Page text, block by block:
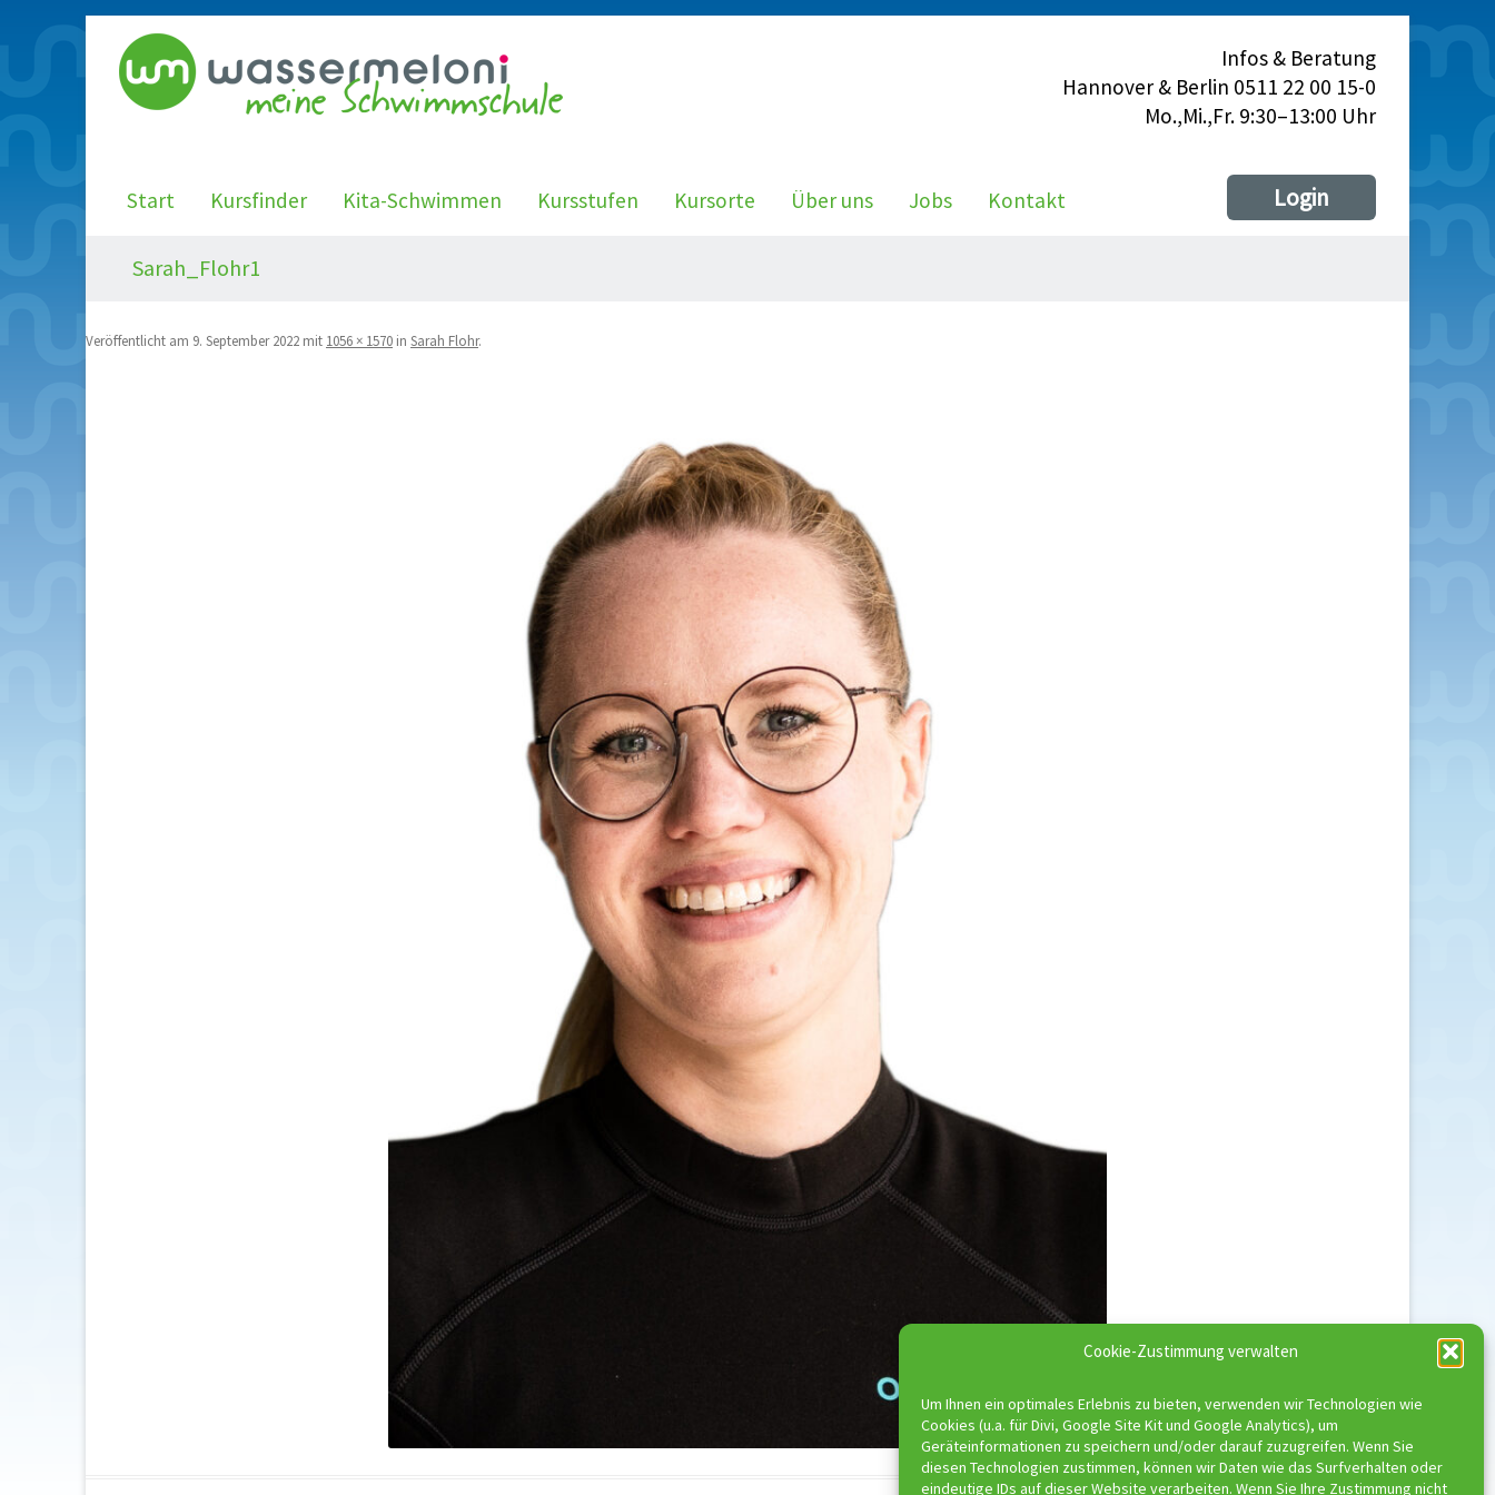
Cookie-Zustimmung verwalten
Um Ihnen ein optimales Erlebnis zu bieten, verwenden wir Technologien wie
Cookies (u.a. für Divi, Google Site Kit und Google Analytics), um
Geräteinformationen zu speichern und/oder darauf zuzugreifen. Wenn Sie
diesen Technologien zustimmen, können wir Daten wie das Surfverhalten oder
eindeutige IDs auf dieser Website verarbeiten. Wenn Sie Ihre Zustimmung nicht
Infos & Beratung
Hannover & Berlin 0511 22 00 15-0
Mo.,Mi.,Fr. 9:30–13:00 Uhr
Start Kursfinder Kita-Schwimmen Kursstufen Kursorte Über uns Jobs Kontakt Login
Sarah_Flohr1
Veröffentlicht am 9. September 2022 mit 1056 × 1570 in Sarah Flohr.